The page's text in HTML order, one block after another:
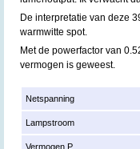
De interpretatie van deze
warmwitte spot.
Met de powerfactor van
vermogen is geweest.
Netspanning
Lampstroom
Vermogen P